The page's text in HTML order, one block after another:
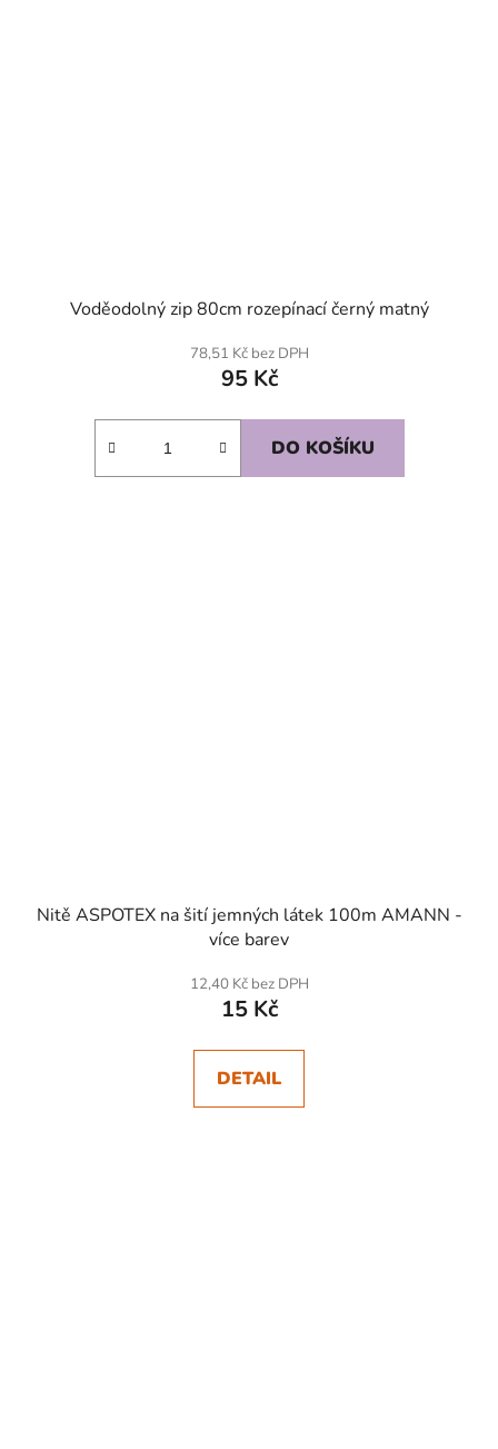
Voděodolný zip 80cm rozepínací černý matný
78,51 Kč bez DPH
95 Kč
DO KOŠÍKU
Nitě ASPOTEX na šití jemných látek 100m AMANN -
více barev
12,40 Kč bez DPH
15 Kč
DETAIL